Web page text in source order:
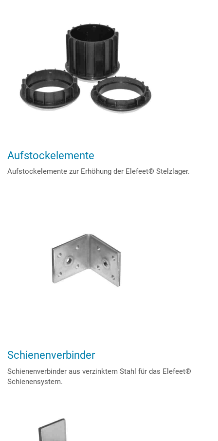
Aufstockelemente
Aufstockelemente zur Erhöhung der Elefeet® Stelzlager.
Schienenverbinder
Schienenverbinder aus verzinktem Stahl für das Elefeet®
Schienensystem.